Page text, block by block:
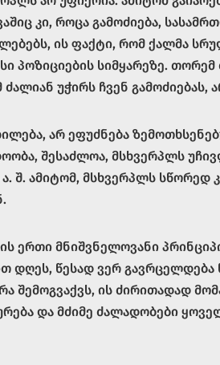
კი, როცა გამოძიება,
ის ფაქტი, რომ ქალმა
პოზიციების სიმყარეზე.
უჭირს ჩვენ გამოძიებას,
არ ეფუძნება
შესაძლოა, მსხვერპლს
შ. ამიტომ, მსხვერპლს სწორედ
ერთი მნიშვნელოვანი
დღეს, წესად ვერ
შემოგვაქვს, ის ძირითადად
და მძიმე ძალადობები